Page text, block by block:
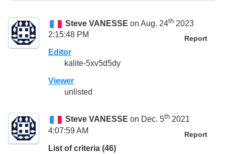
Steve VANESSE on Aug. 24th 2023
2:15:48 PM
Report
Editor
kalite-5xv5d5dy
Viewer
unlisted
Steve VANESSE on Dec. 5th 2021
4:07:59 AM
Report
List of criteria (46)